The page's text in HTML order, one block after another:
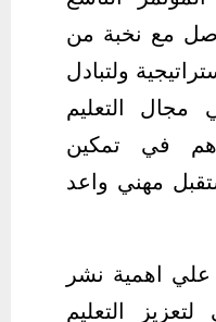
مع نخبة من
ولتبادل
مجال التعليم
في تمكين
مهني واعد
علي اهمية نشر
التعليم